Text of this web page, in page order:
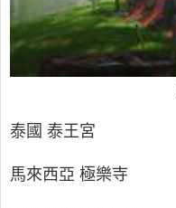
泰國 泰王宮
馬來西亞 極樂寺